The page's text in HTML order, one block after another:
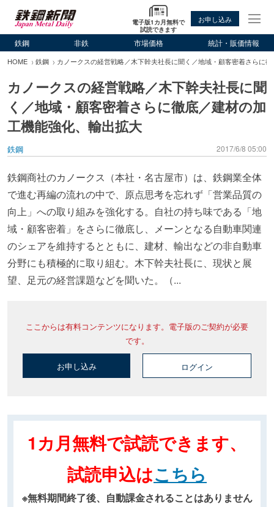
電子版1カ月無料で
試読できます
お申し込み
鉄鋼 非鉄 市場価格 統計・販価情報
HOME 鉄鋼 カノークスの経営戦略／木下幹夫社長に聞く／地域・顧客密着さらに
カノークスの経営戦略／木下幹夫社長に聞
く／地域・顧客密着さらに徹底／建材の加
工機能強化、輸出拡大
鉄鋼 2017/6/8 05:00
鉄鋼商社のカノークス（本社・名古屋市）は、鉄鋼業全体
で進む再編の流れの中で、原点思考を忘れず「営業品質の
向上」への取り組みを強化する。自社の持ち味である「地
域・顧客密着」をさらに徹底し、メーンとなる自動車関連
のシェアを維持するとともに、建材、輸出などの非自動車
分野にも積極的に取り組む。木下幹夫社長に、現状と展
望、足元の経営課題などを聞いた。（...
ここからは有料コンテンツになります。電子版のご契約が必要
です。
お申し込み ログイン
1カ月無料で試読できます、
試読申込はこちら
※無料期間終了後、自動課金されることはありません